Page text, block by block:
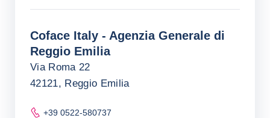
Coface Italy - Agenzia Generale di
Reggio Emilia
Via Roma 22
42121, Reggio Emilia
+39 0522-580737